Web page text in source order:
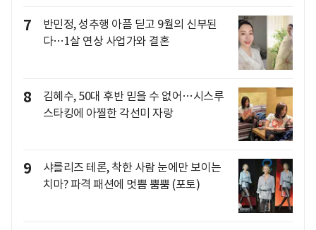
7
반민정, 성추행 아픔 딛고 9월의 신부된
다…1살 연상 사업가와 결혼
8
김혜수, 50대 후반 믿을 수 없어…시스루
스타킹에 아찔한 각선미 자랑
9
샤를리즈 테론, 착한 사람 눈에만 보이는
치마? 파격 패션에 멋쁨 뿜뿜 (포토)